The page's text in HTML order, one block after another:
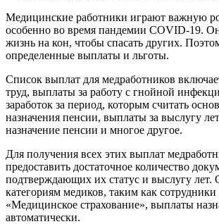
Медицинские работники играют важную
особенно во время пандемии COVID-19.
жизнь на кон, чтобы спасать других.
определенные выплаты и льготы.
Список выплат для медработников
труд, выплаты за работу с гнойной
заработок за период, которым считать
назначения пенсии, выплаты за выслугу
назначение пенсии и многое другое.
Для получения всех этих выплат
предоставить достаточное количество
подтверждающих их статус и выслугу лет.
категориям медиков, таким как
«Медицинское страхование», выплаты
автоматически.